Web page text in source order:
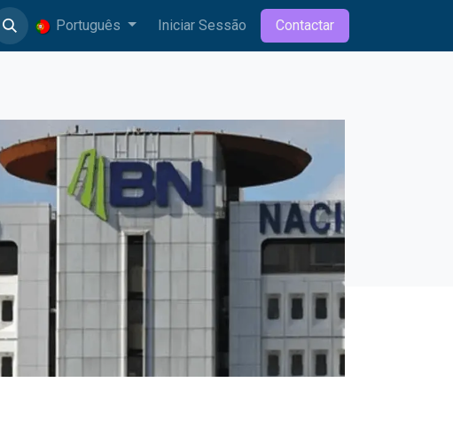
Português Iniciar Sessão Contactar